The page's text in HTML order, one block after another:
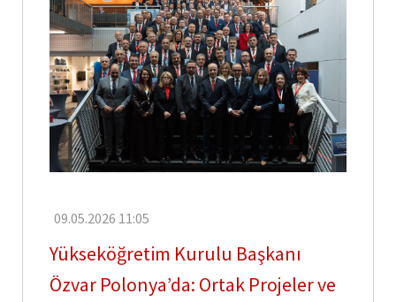
Faydalı
Bağlantılar
İletişim
09.05.2026 11:05
Yükseköğretim Kurulu Başkanı
Özvar Polonya’da: Ortak Projeler ve